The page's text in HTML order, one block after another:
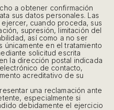
a obtener confirmación
sus datos personales. Las
cuando proceda, sus
supresión, limitación del
así como a no ser
en el tratamiento
solicitud escrita
la dirección postal indicada
de contacto,
acreditativo de su
una reclamación ante
especialmente si
debidamente el ejercicio